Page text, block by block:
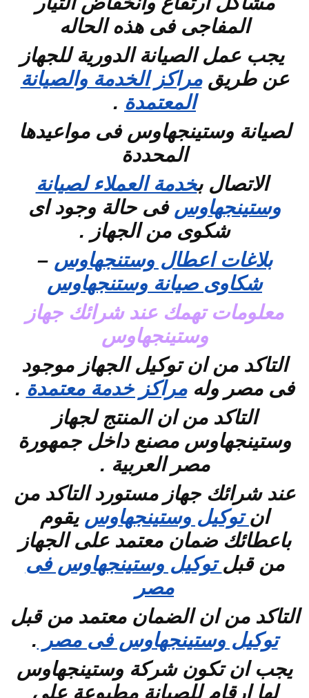
المفاجى فى هذه الحاله
يجب عمل الصيانة الدورية للجهاز
عن طريقمراكز الخدمة والصيانة
المعتمدة .
لصيانة وستينجهاوس فى مواعيدها
المحددة
الاتصال بخدمة العملاء لصيانة
وستينجهاوس فى حالة وجود اى
شكوى من الجهاز .
بلاغات اعطال وستنجهاوس –
شكاوى صيانة وستنجهاوس
معلومات تهمك عند شرائك جهاز
وستينجهاوس
التاكد من ان توكيل الجهاز موجود
فى مصر ولهمراكز خدمة معتمدة .
التاكد من ان المنتج لجهاز
وستينجهاوس مصنع داخل جمهورة
مصر العربية .
عند شرائك جهاز مستورد التاكد من
انتوكيل وستينجهاوس يقوم
باعطائك ضمان معتمد على الجهاز
من قبلتوكيل وستينجهاوس فى
مصر
التاكد من ان الضمان معتمد من قبل
توكيل وستينجهاوس فى مصر .
يجب ان تكون شركة وستينجهاوس
لها ارقام للصيانة مطبوعة على